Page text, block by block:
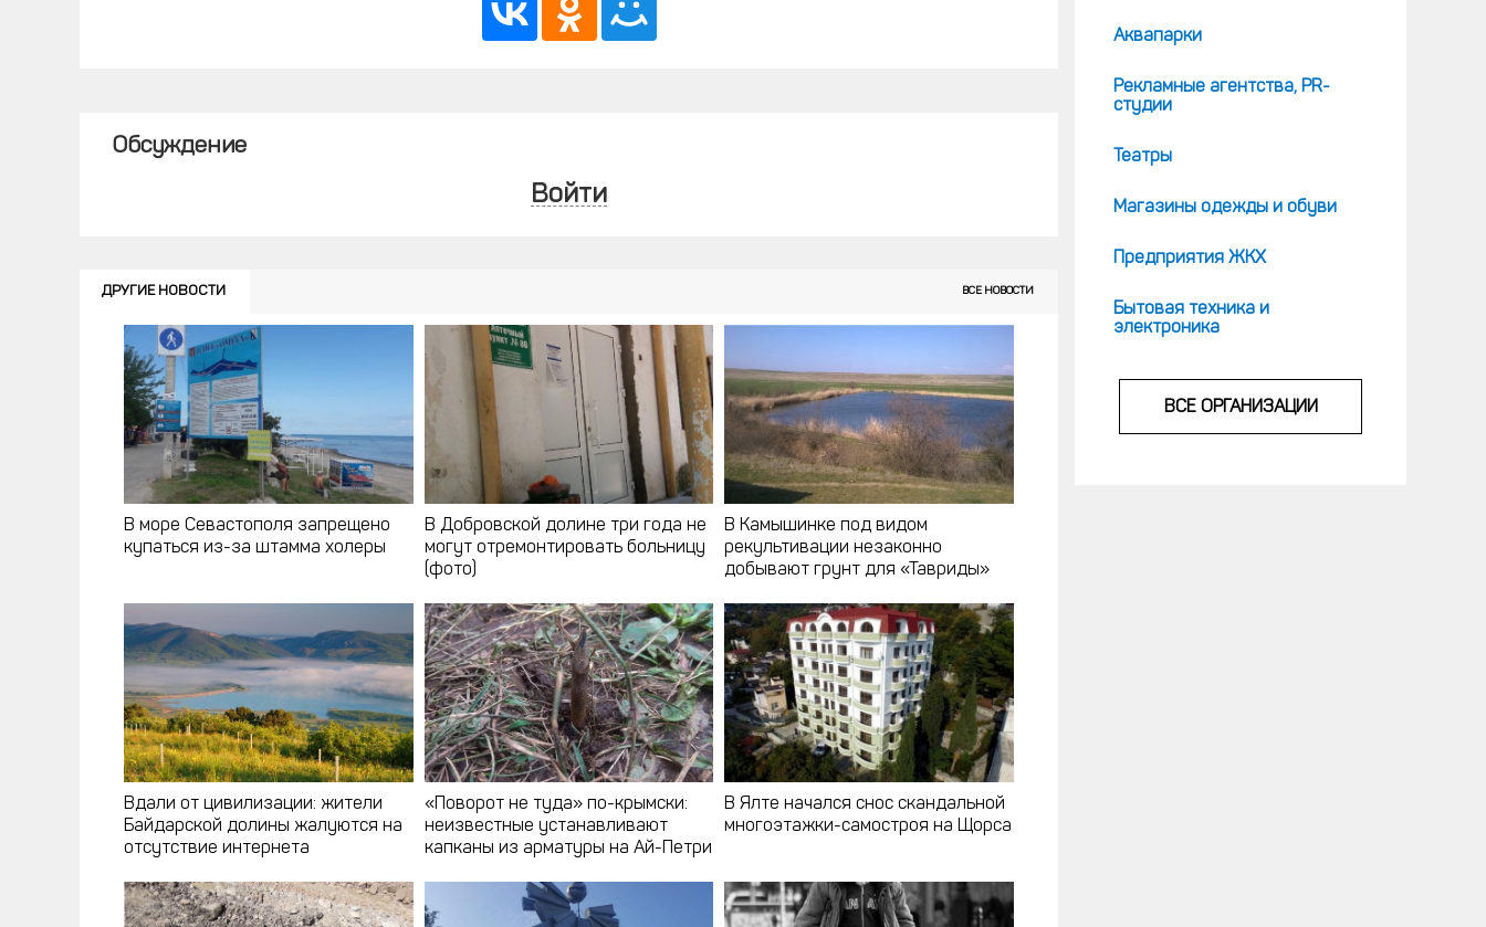
Обсуждение
Войти
В море Севастополя запрещено
купаться из-за штамма холеры
В Добровской долине три года не
могут отремонтировать больницу
(фото)
В Камышинке под видом
рекультивации незаконно
добывают грунт для «Тавриды»
Вдали от цивилизации: жители
Байдарской долины жалуются на
отсутствие интернета
«Поворот не туда» по-крымски:
неизвестные устанавливают
капканы из арматуры на Ай-Петри
В Ялте начался снос скандальной
многоэтажки-самостроя на Щорса
ДРУГИЕ НОВОСТИ ВСЕ НОВОСТИ
Аквапарки
Рекламные агентства, PR-
студии
Театры
Магазины одежды и обуви
Предприятия ЖКХ
Бытовая техника и
электроника
ВСЕ ОРГАНИЗАЦИИ